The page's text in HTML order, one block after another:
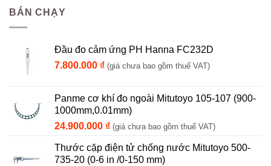
BÁN CHẠY
Đầu đo cảm ứng PH Hanna FC232D
7.800.000 ₫ (giá chưa bao gồm thuế VAT)
Panme cơ khí đo ngoài Mitutoyo 105-107 (900-
1000mm,0.01mm)
24.900.000 ₫ (giá chưa bao gồm thuế VAT)
Thước cặp điện tử chống nước Mitutoyo 500-
735-20 (0-6 in /0-150 mm)